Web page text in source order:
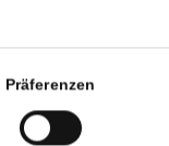
Präferenzen